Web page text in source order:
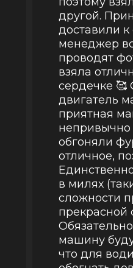
другой.
доставили
менеджер
проводят
взяла
сердечке 🥰
двигатель
приятная
непривычно
обгоняли
отличное,
в милях
сложности
прекрасной
машину
что для